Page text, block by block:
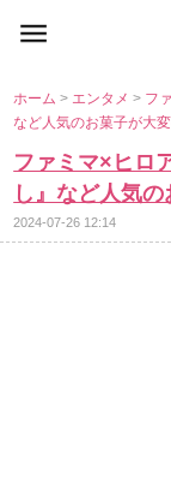
ホーム> エンタメ> フ
など人気のお菓子が大
ファミマ×ヒロ
し』など人気
2024-07-26 12:14